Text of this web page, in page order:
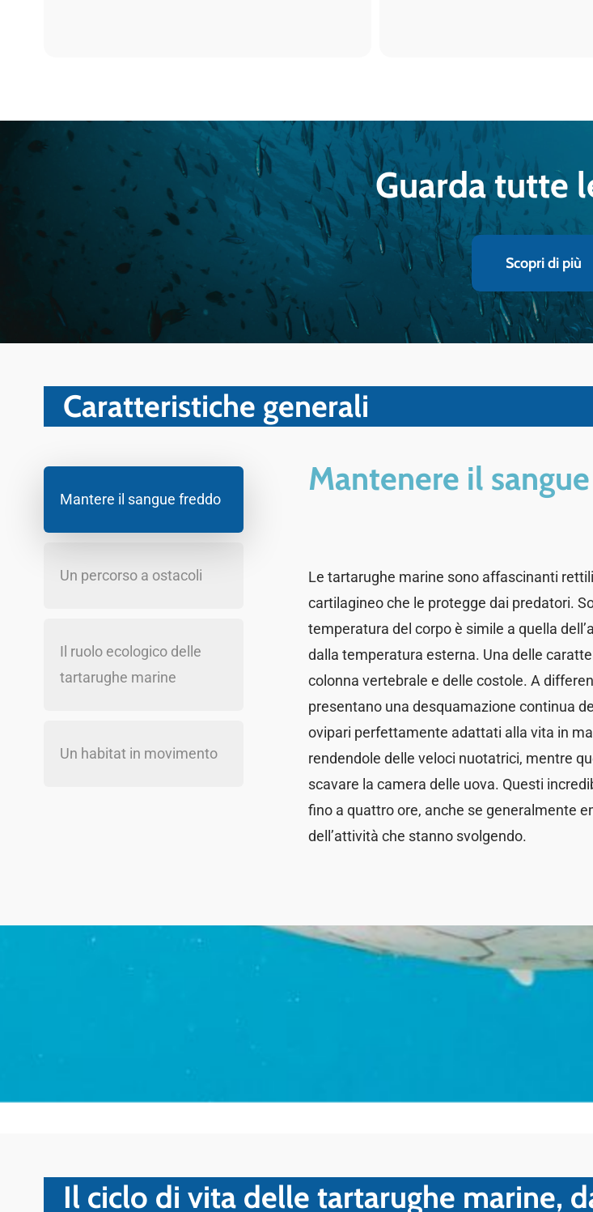
Guarda tutte
Scopri di più
Caratteristiche generali
Mantere il sangue freddo
Un percorso a ostacoli
Il ruolo ecologico delle
tartarughe marine
Un habitat in movimento
Mantenere il
Le tartarughe marine sono affascinanti
cartilagineo che le protegge dai predatori.
temperatura del corpo è simile a quella
dalla temperatura esterna. Una delle
colonna vertebrale e delle costole. A
presentano una desquamazione continua
ovipari perfettamente adattati alla vita in
rendendole delle veloci nuotatrici, mentre
scavare la camera delle uova. Questi
fino a quattro ore, anche se generalmente
dell’attività che stanno svolgendo.
Il ciclo di vita delle tartarughe marine,